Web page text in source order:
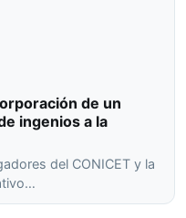
de un
ingenios a la
del CONICET y la